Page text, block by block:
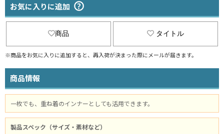
お気に入りに追加
商品 タイトル
※商品をお気に入りに追加すると、再入荷が決まった際にメールが届きます。
商品情報
一枚でも、重ね着のインナーとしても活用できます。
製品スペック（サイズ・素材など）